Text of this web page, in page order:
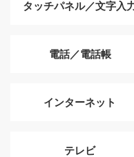
タッチパネル／文字入
電話／電話帳
インターネット
テレビ